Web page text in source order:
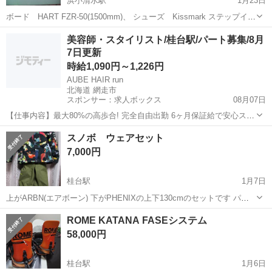
ボード HART FZR-50(1500mm)、 シューズ Kissmark ステップイン
ブーツ(EASY CLICK SYSTEM)26.0cm ステップインビンディング
NR、NCでお願いします。
網走市 浜小清水駅 スノーボード Kissmark
美容師・スタイリスト/桂台駅/パート募集/8月
7日更新
時給1,090円～1,226円
AUBE HAIR run
北海道 網走市
スポンサー：求人ボックス
08月07日
【仕事内容】最大80%の高歩合! 完全自由出勤 6ヶ月保証給で安心スタ
ート <募集職種> 美容師 <仕事内容> サロン内業務全般 希望や適性に
応じて、 店舗運営・スタッフ管理などの マネジメント業務にも携われ
ます <必要経験> ス...
アルバイト・パート
スノボ ウェアセット
7,000円
桂台駅
1月7日
上がARBN(エアボーン) 下がPHENIXの上下130cmのセットです パン
ツのすそに破れがあるぐらいでまだまだ着ていただけますm(__)m 左腕
にパスケース付き バックプリントのARBNがカッコいいです！ サイズ
アウトで...
北海道 網走市
ROME KATANA FASEシステム
58,000円
桂台駅
1月6日